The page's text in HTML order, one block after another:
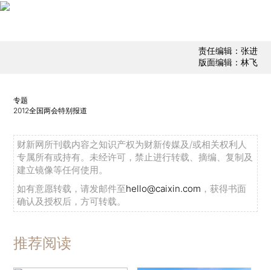
责任编辑：张进
版面编辑：林飞
专题
2012全国两会特别报道
财新网所刊载内容之知识产权为财新传媒及/或相关权利人
专属所有或持有。未经许可，禁止进行转载、摘编、复制及
建立镜像等任何使用。
如有意愿转载，请发邮件至hello@caixin.com ，获得书面
确认及授权后，方可转载。
推荐阅读